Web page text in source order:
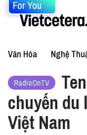
For You
Văn Hóa
RadioOnTV
chuyến du
Việt Nam